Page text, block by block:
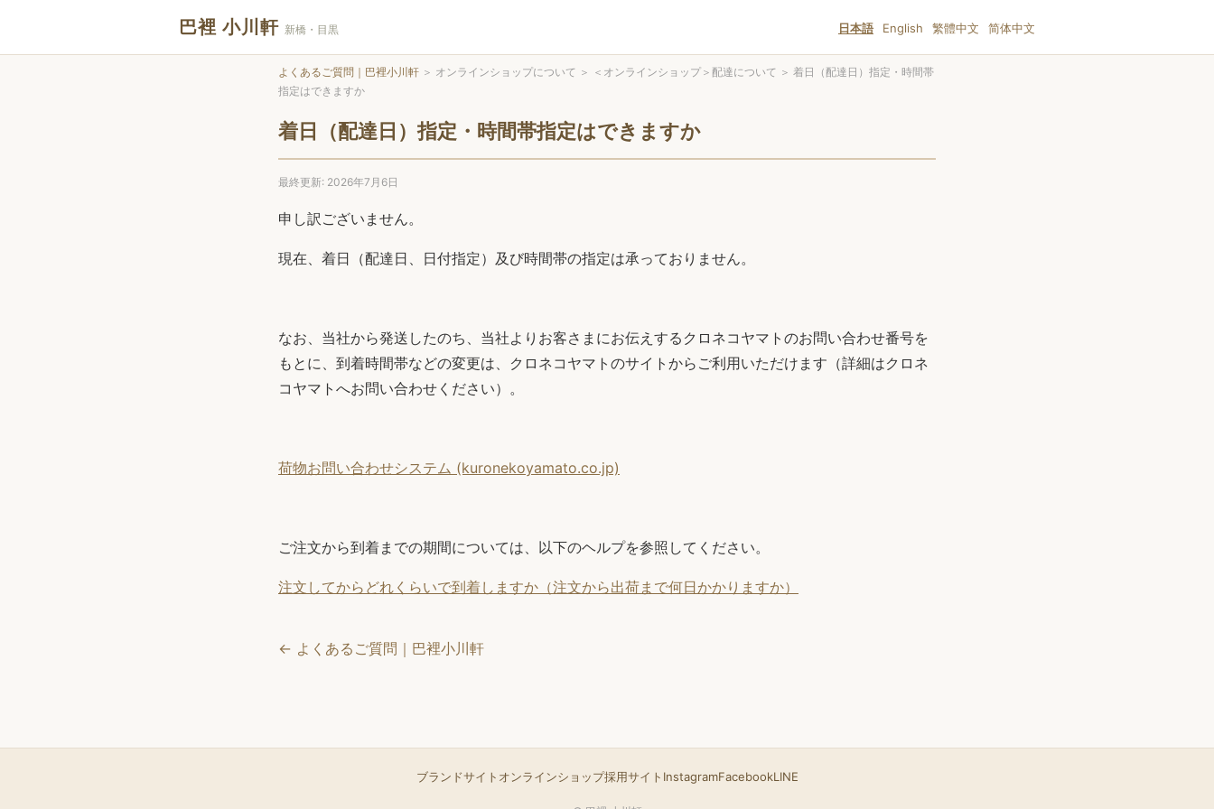
巴裡 小川軒 新橋・目黒 日本語 English 繁體中文 简体中文
よくあるご質問｜巴裡小川軒 ＞ オンラインショップについて ＞ ＜オンラインショップ＞配達について ＞ 着日（配達日）指定・時間帯
指定はできますか
着日（配達日）指定・時間帯指定はできますか
最終更新: 2026年7月6日
申し訳ございません。
現在、着日（配達日、日付指定）及び時間帯の指定は承っておりません。
なお、当社から発送したのち、当社よりお客さまにお伝えするクロネコヤマトのお問い合わせ番号を
もとに、到着時間帯などの変更は、クロネコヤマトのサイトからご利用いただけます（詳細はクロネ
コヤマトへお問い合わせください）。
荷物お問い合わせシステム (kuronekoyamato.co.jp)
ご注文から到着までの期間については、以下のヘルプを参照してください。
注文してからどれくらいで到着しますか（注文から出荷まで何日かかりますか）
← よくあるご質問｜巴裡小川軒
ブランドサイト オンラインショップ採用サイト InstagramFacebookLINE